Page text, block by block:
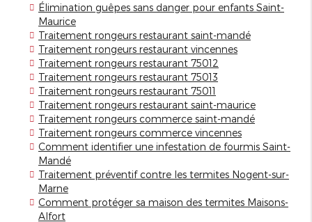
Élimination guêpes sans danger pour enfants Saint-
Maurice
Traitement rongeurs restaurant saint-mandé
Traitement rongeurs restaurant vincennes
Traitement rongeurs restaurant 75012
Traitement rongeurs restaurant 75013
Traitement rongeurs restaurant 75011
Traitement rongeurs restaurant saint-maurice
Traitement rongeurs commerce saint-mandé
Traitement rongeurs commerce vincennes
Comment identifier une infestation de fourmis Saint-
Mandé
Traitement préventif contre les termites Nogent-sur-
Marne
Comment protéger sa maison des termites Maisons-
Alfort